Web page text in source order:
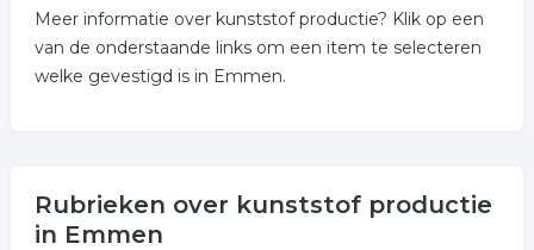
Meer informatie over kunststof productie? Klik op een
van de onderstaande links om een item te selecteren
welke gevestigd is in Emmen.
Rubrieken over kunststof productie
in Emmen